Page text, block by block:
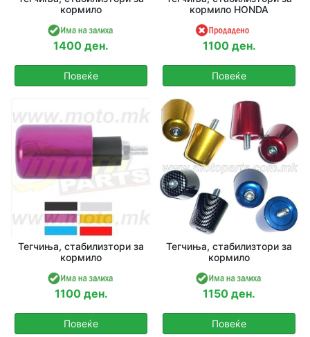
кормило
1400 ден.
Повеќе
кормило HONDA
1100 ден.
Повеќе
Тегчиња, стабилизтори за
кормило
1100 ден.
Повеќе
Тегчиња, стабилизтори за
кормило
1150 ден.
Повеќе